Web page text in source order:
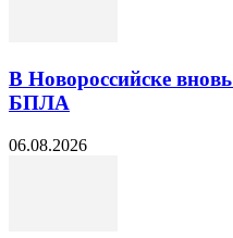
В Новороссийске
БПЛА
06.08.2026